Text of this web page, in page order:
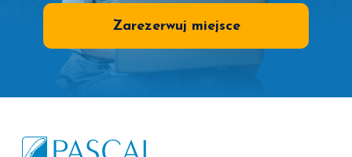
Zarezerwuj miejsce